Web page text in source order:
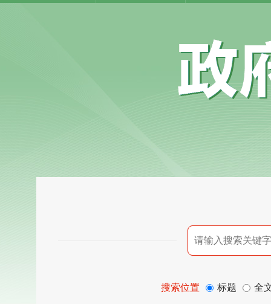
搜索位置 标题 全